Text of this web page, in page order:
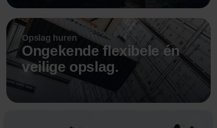
Opslag huren
Ongekende flexibele én
veilige opslag.
Lees meer